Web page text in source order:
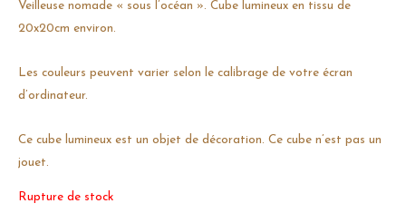
Veilleuse nomade « sous l’océan ». Cube lumineux en tissu de
20x20cm environ.
Les couleurs peuvent varier selon le calibrage de votre écran
d’ordinateur.
Ce cube lumineux est un objet de décoration. Ce cube n’est pas un
jouet.
Rupture de stock